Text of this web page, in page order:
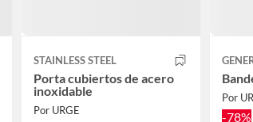
STAINLESS STEEL
Porta cubiertos de acero
inoxidable
Por URGE
Por
-78%